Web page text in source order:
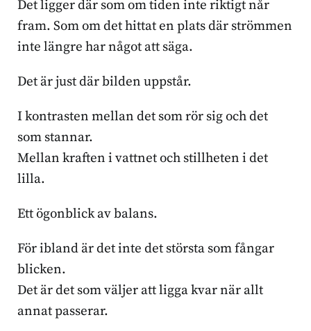
Det ligger där som om tiden inte riktigt når
fram. Som om det hittat en plats där strömmen
inte längre har något att säga.
Det är just där bilden uppstår.
I kontrasten mellan det som rör sig och det
som stannar.
Mellan kraften i vattnet och stillheten i det
lilla.
Ett ögonblick av balans.
För ibland är det inte det största som fångar
blicken.
Det är det som väljer att ligga kvar när allt
annat passerar.